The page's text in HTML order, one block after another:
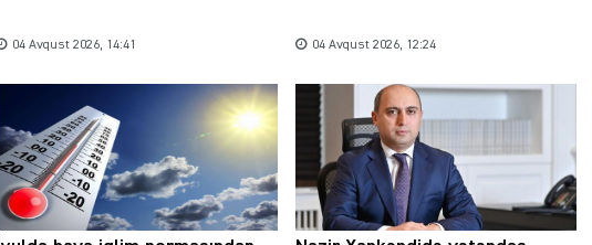
04 Avqust 2026, 14:41 04 Avqust 2026, 12:24
Şəhərsalma ili və qanunsuz tikintilər: